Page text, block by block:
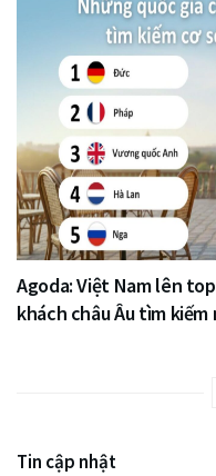
Agoda: Việt Nam lên
khách châu Âu tìm
Tin cập nhật